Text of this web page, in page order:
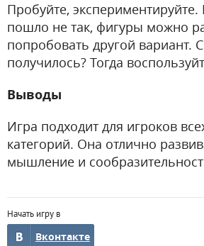
Пробуйте, экспериментируйте.
пошло не так, фигуры можно
попробовать другой вариант.
получилось? Тогда
Выводы
Игра подходит для игроков
категорий. Она отлично
мышление и
Начать игру в
Вконтакте